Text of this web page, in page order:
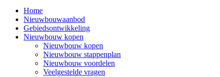
Home
Nieuwbouwaanbod
Gebiedsontwikkeling
Nieuwbouw kopen
Nieuwbouw kopen
Nieuwbouw stappenplan
Nieuwbouw voordelen
Veelgestelde vragen